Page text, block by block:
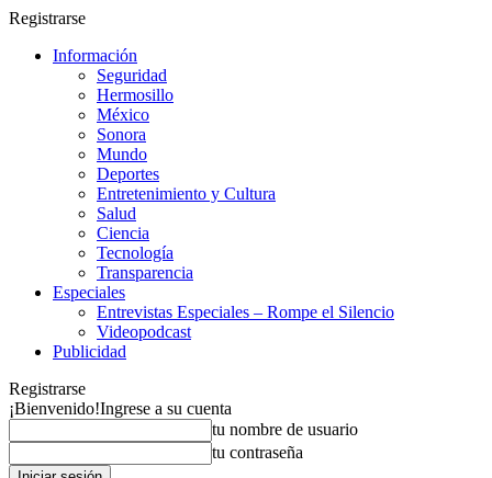
Registrarse
Información
Seguridad
Hermosillo
México
Sonora
Mundo
Deportes
Entretenimiento y Cultura
Salud
Ciencia
Tecnología
Transparencia
Especiales
Entrevistas Especiales – Rompe el Silencio
Videopodcast
Publicidad
Registrarse
¡Bienvenido!Ingrese a su cuenta
tu nombre de usuario
tu contraseña